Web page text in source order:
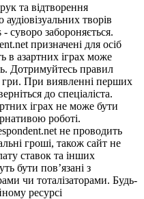
та відтворення
творів
суворо забороняється.
призначені для осіб
в азартних іграх може
Дотримуйтесь правил
гри. При виявленні перших
до спеціаліста.
іграх не може бути
роботі.
не проводить
гроші, також сайт не
ставок та інших
бути пов’язані з
чи тоталізаторами. Будь-
ресурсі